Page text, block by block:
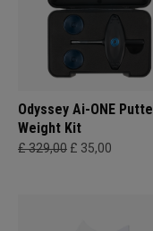
Odyssey Ai-ONE
Weight Kit
£ 329,00 £ 35,00